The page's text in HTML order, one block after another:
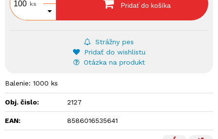
ks Pridať do košíka
Strážny pes
Pridať do wishlistu
Otázka na produkt
Balenie: 1000 ks
Obj. čislo: 2127
EAN: 8586016535641